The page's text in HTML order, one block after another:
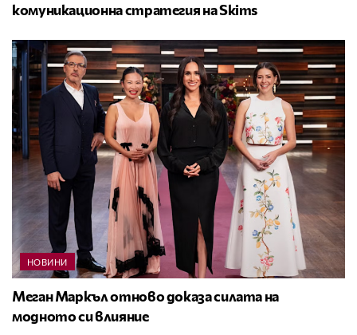
комуникационна стратегия на Skims
НОВИНИ
Меган Маркъл отново доказа силата на
модното си влияние